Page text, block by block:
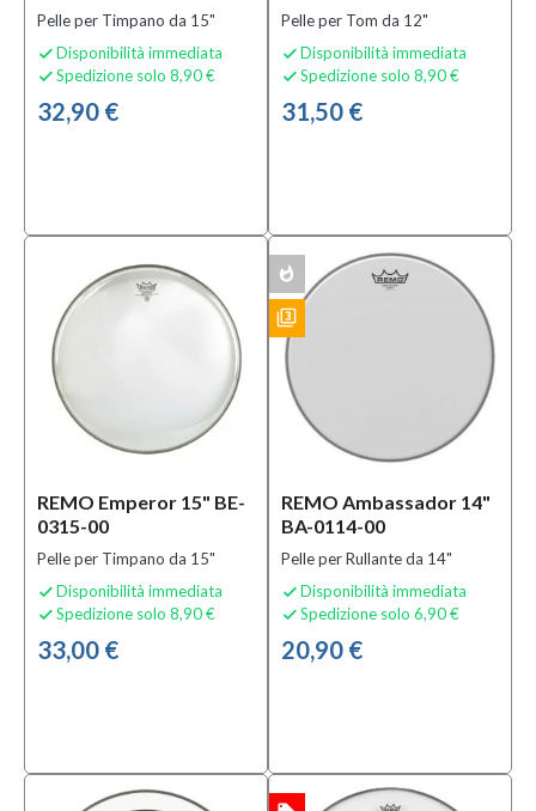
Pelle per Timpano da 15"
 Disponibilità immediata
 Spedizione solo 8,90 €
32,90 €
Pelle per Tom da 12"
 Disponibilità immediata
 Spedizione solo 8,90 €
31,50 €
REMO Emperor 15" BE-
0315-00
Pelle per Timpano da 15"
 Disponibilità immediata
 Spedizione solo 8,90 €
33,00 €
REMO Ambassador 14"
BA-0114-00
Pelle per Rullante da 14"
 Disponibilità immediata
 Spedizione solo 6,90 €
20,90 €
MULTIPACK whatshot
BUNDLES filter_3